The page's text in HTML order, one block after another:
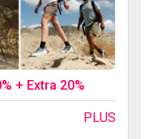
+ Extra 20%
PLUS